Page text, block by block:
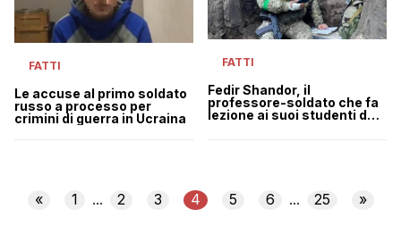
FATTI
Le accuse al primo soldato
russo a processo per
crimini di guerra in Ucraina
FATTI
Fedir Shandor, il
professore-soldato che fa
lezione ai suoi studenti dal
« 1 ... 2 3 4 5 6 ... 25 »